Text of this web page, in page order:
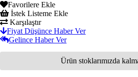
Favorilere Ekle
İstek Listeme Ekle
Karşılaştır
Fiyat Düşünce Haber Ver
Gelince Haber Ver
Ürün stoklarımızda